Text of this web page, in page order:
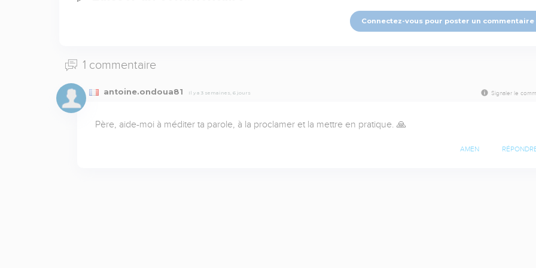
Connectez-vous pour poster un commentaire
1 commentaire
antoine.ondoua81 Il y a 3 semaines, 6 jours Signaler le
Père, aide-moi à méditer ta parole, à la proclamer et la mettre en pratique. 🙏
AMEN